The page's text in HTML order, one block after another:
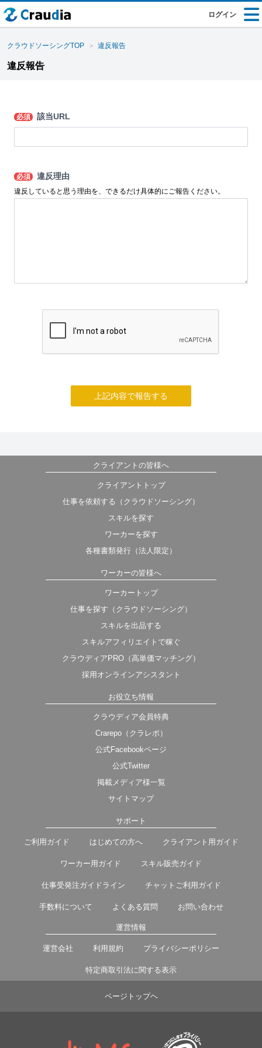
ログイン
クラウドソーシングTOP 違反報告
違反報告
必須 該当URL
必須 違反理由
違反していると思う理由を、できるだけ具体的にご報告ください。
上記内容で報告する
クライアントの皆様へ
クライアントトップ
仕事を依頼する（クラウドソーシング）
スキルを探す
ワーカーを探す
各種書類発行（法人限定）
ワーカーの皆様へ
ワーカートップ
仕事を探す（クラウドソーシング）
スキルを出品する
スキルアフィリエイトで稼ぐ
クラウディアPRO（高単価マッチング）
採用オンラインアシスタント
お役立ち情報
クラウディア会員特典
Crarepo（クラレポ）
公式Facebookページ
公式Twitter
掲載メディア様一覧
サイトマップ
サポート
ご利用ガイド はじめての方へ クライアント用ガイド
ワーカー用ガイド スキル販売ガイド
仕事受発注ガイドライン チャットご利用ガイド
手数料について よくある質問 お問い合わせ
運営情報
運営会社 利用規約 プライバシーポリシー
特定商取引法に関する表示
ページトップヘ